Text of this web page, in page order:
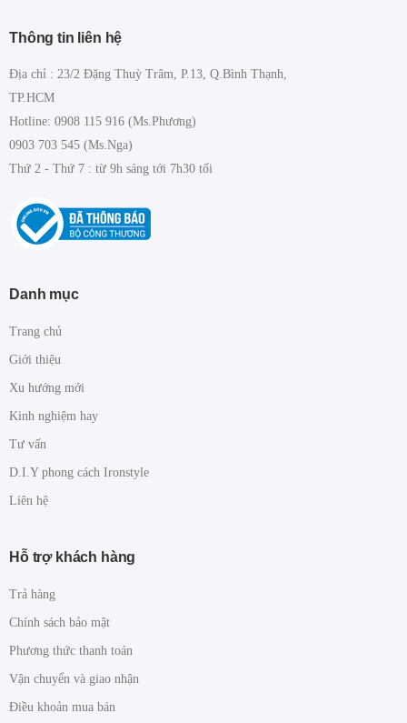
Thông tin liên hệ
Địa chỉ : 23/2 Đặng Thuỳ Trâm, P.13, Q.Bình Thạnh,
TP.HCM
Hotline: 0908 115 916 (Ms.Phương)
0903 703 545 (Ms.Nga)
Thứ 2 - Thứ 7 : từ 9h sáng tới 7h30 tối
Danh mục
Trang chủ
Giới thiệu
Xu hướng mới
Kinh nghiệm hay
Tư vấn
D.I.Y phong cách Ironstyle
Liên hệ
Hỗ trợ khách hàng
Trả hàng
Chính sách bảo mật
Phương thức thanh toán
Vận chuyển và giao nhận
Điều khoản mua bán